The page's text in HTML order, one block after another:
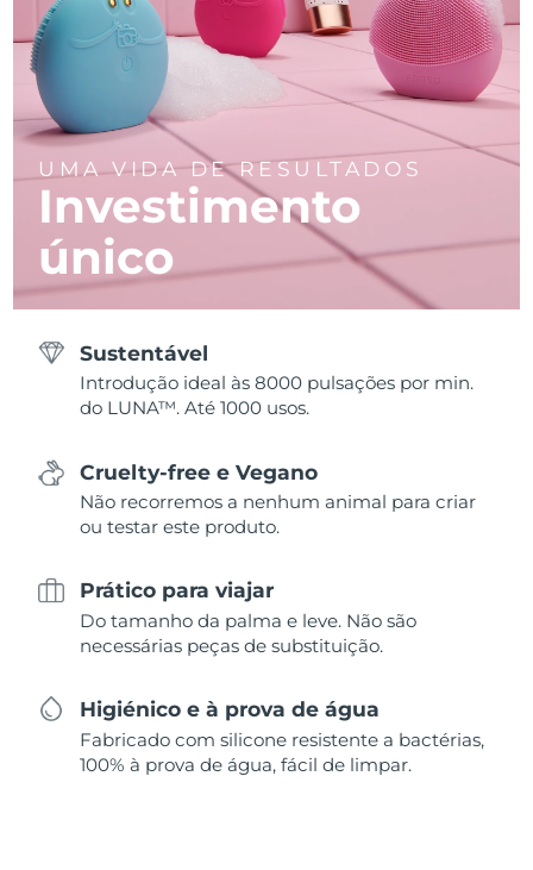
UMA VIDA DE RESULTADOS
Investimento
único
Sustentável
Introdução ideal às 8000 pulsações por min.
do LUNA™. Até 1000 usos.
Cruelty-free e Vegano
Não recorremos a nenhum animal para criar
ou testar este produto.
Prático para viajar
Do tamanho da palma e leve. Não são
necessárias peças de substituição.
Higiénico e à prova de água
Fabricado com silicone resistente a bactérias,
100% à prova de água, fácil de limpar.